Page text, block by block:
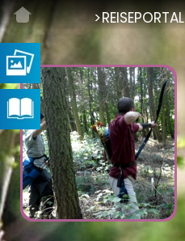
REISEPORTAL